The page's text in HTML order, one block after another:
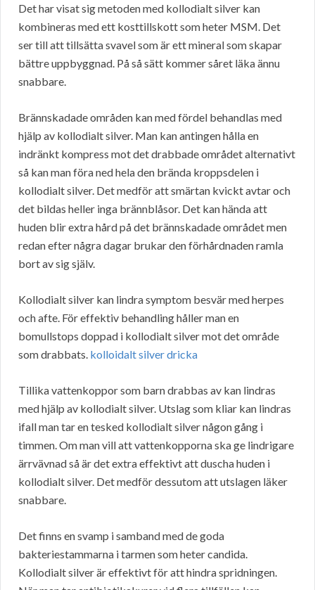
Det har visat sig metoden med kollodialt silver kan
kombineras med ett kosttillskott som heter MSM. Det
ser till att tillsätta svavel som är ett mineral som skapar
bättre uppbyggnad. På så sätt kommer såret läka ännu
snabbare.
Brännskadade områden kan med fördel behandlas med
hjälp av kollodialt silver. Man kan antingen hålla en
indränkt kompress mot det drabbade området alternativt
så kan man föra ned hela den brända kroppsdelen i
kollodialt silver. Det medför att smärtan kvickt avtar och
det bildas heller inga brännblåsor. Det kan hända att
huden blir extra hård på det brännskadade området men
redan efter några dagar brukar den förhårdnaden ramla
bort av sig själv.
Kollodialt silver kan lindra symptom besvär med herpes
och afte. För effektiv behandling håller man en
bomullstops doppad i kollodialt silver mot det område
som drabbats. kolloidalt silver dricka
Tillika vattenkoppor som barn drabbas av kan lindras
med hjälp av kollodialt silver. Utslag som kliar kan lindras
ifall man tar en tesked kollodialt silver någon gång i
timmen. Om man vill att vattenkopporna ska ge lindrigare
ärrvävnad så är det extra effektivt att duscha huden i
kollodialt silver. Det medför dessutom att utslagen läker
snabbare.
Det finns en svamp i samband med de goda
bakteriestammarna i tarmen som heter candida.
Kollodialt silver är effektivt för att hindra spridningen.